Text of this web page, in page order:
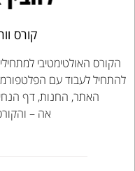
קורס
הקורס האולטימטיבי
להתחיל לעבוד עם
האתר, החנות, דף
אה –